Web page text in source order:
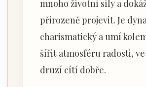
mnoho životní síly a
přirozeně projevit. Je
charismatický a umí
šířit atmosféru radosti,
druzí cítí dobře.